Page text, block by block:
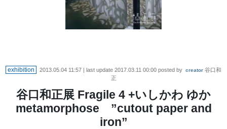
exhibition 2013.05.04 11:57 | last update 2017.03.11 00:00 posted by creator 谷口和
正
谷口和正展 Fragile 4 +いしかわ ゆか
metamorphose ”cutout paper and
iron”